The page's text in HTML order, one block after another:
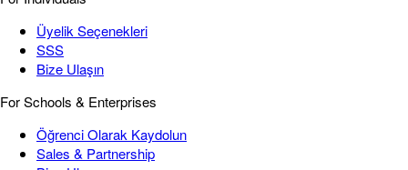
Üyelik Seçenekleri
SSS
Bize Ulaşın
For Schools & Enterprises
Öğrenci Olarak Kaydolun
Sales & Partnership